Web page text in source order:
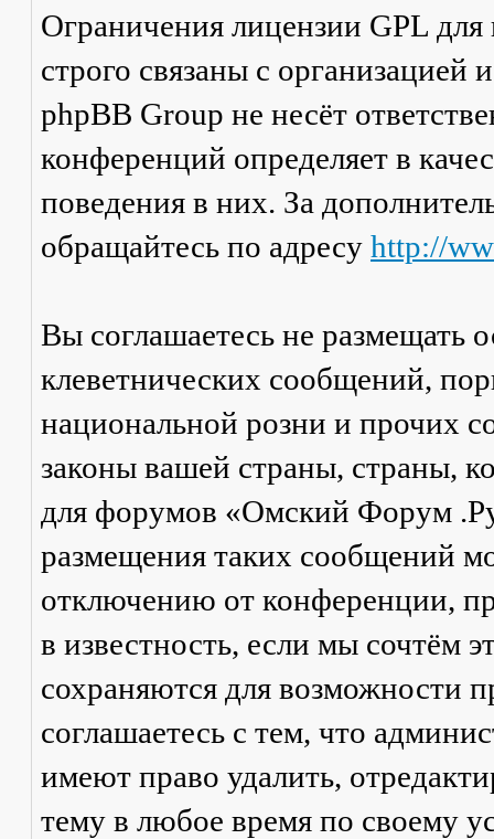
Ограничения лицензии GPL
строго связаны с
phpBB Group не несёт
конференций определяет в
поведения в них. За
обращайтесь по адресу http://
Вы соглашаетесь не размещать
клеветнических сообщений,
национальной розни и прочих
законы вашей страны, страны,
для форумов «Омский Форум
размещения таких сообщений
отключению от конференции,
в известность, если мы сочтём
сохраняются для возможности
соглашаетесь с тем, что
имеют право удалить,
тему в любое время по своему